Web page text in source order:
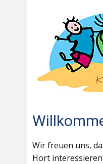
Wir freuen uns,
Hort